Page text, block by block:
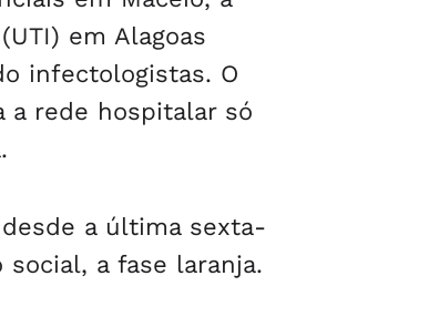
em Alagoas
infectologistas. O
a rede hospitalar só
a última sexta-
a fase laranja.